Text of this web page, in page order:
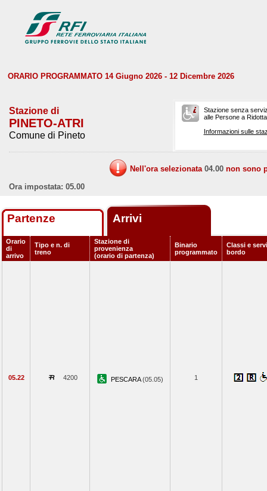
ORARIO PROGRAMMATO 14 Giugno 2026 - 12 Dicembre 2026
Stazione di
PINETO-ATRI
Comune di Pineto
Stazione senza
alle Persone a
Informazioni sulle
Nell'ora selezionata 04.00 non sono
Ora impostata: 05.00
Partenze Arrivi
Orario
di
arrivo
Tipo e n. di
treno
Stazione di
provenienza
(orario di partenza)
Binario
programmato
Classi e
bordo
05.22 4200 PESCARA(05.05) 1